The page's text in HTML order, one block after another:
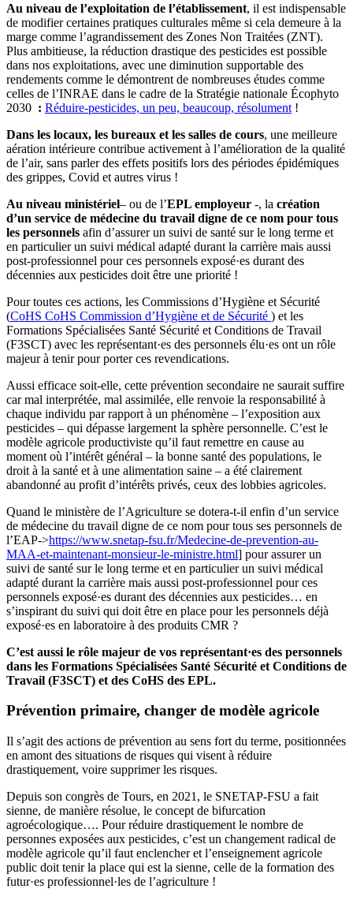
Au niveau de l’exploitation de l’établissement, il est indispensable
de modifier certaines pratiques culturales même si cela demeure à la
marge comme l’agrandissement des Zones Non Traitées (ZNT).
Plus ambitieuse, la réduction drastique des pesticides est possible
dans nos exploitations, avec une diminution supportable des
rendements comme le démontrent de nombreuses études comme
celles de l’INRAE dans le cadre de la Stratégie nationale Écophyto
2030 : Réduire-pesticides, un peu, beaucoup, résolument !
Dans les locaux, les bureaux et les salles de cours, une meilleure
aération intérieure contribue activement à l’amélioration de la qualité
de l’air, sans parler des effets positifs lors des périodes épidémiques
des grippes, Covid et autres virus !
Au niveau ministériel– ou de l’EPL employeur -, la création
d’un service de médecine du travail digne de ce nom pour tous
les personnels afin d’assurer un suivi de santé sur le long terme et
en particulier un suivi médical adapté durant la carrière mais aussi
post-professionnel pour ces personnels exposé·es durant des
décennies aux pesticides doit être une priorité !
Pour toutes ces actions, les Commissions d’Hygiène et Sécurité
(CoHS CoHS Commission d’Hygiène et de Sécurité ) et les
Formations Spécialisées Santé Sécurité et Conditions de Travail
(F3SCT) avec les représentant·es des personnels élu·es ont un rôle
majeur à tenir pour porter ces revendications.
Aussi efficace soit-elle, cette prévention secondaire ne saurait suffire
car mal interprétée, mal assimilée, elle renvoie la responsabilité à
chaque individu par rapport à un phénomène – l’exposition aux
pesticides – qui dépasse largement la sphère personnelle. C’est le
modèle agricole productiviste qu’il faut remettre en cause au
moment où l’intérêt général – la bonne santé des populations, le
droit à la santé et à une alimentation saine – a été clairement
abandonné au profit d’intérêts privés, ceux des lobbies agricoles.
Quand le ministère de l’Agriculture se dotera-t-il enfin d’un service
de médecine du travail digne de ce nom pour tous ses personnels de
l’EAP->https://www.snetap-fsu.fr/Medecine-de-prevention-au-
MAA-et-maintenant-monsieur-le-ministre.html] pour assurer un
suivi de santé sur le long terme et en particulier un suivi médical
adapté durant la carrière mais aussi post-professionnel pour ces
personnels exposé·es durant des décennies aux pesticides… en
s’inspirant du suivi qui doit être en place pour les personnels déjà
exposé·es en laboratoire à des produits CMR ?
C’est aussi le rôle majeur de vos représentant·es des personnels
dans les Formations Spécialisées Santé Sécurité et Conditions de
Travail (F3SCT) et des CoHS des EPL.
Prévention primaire, changer de modèle agricole
Il s’agit des actions de prévention au sens fort du terme, positionnées
en amont des situations de risques qui visent à réduire
drastiquement, voire supprimer les risques.
Depuis son congrès de Tours, en 2021, le SNETAP-FSU a fait
sienne, de manière résolue, le concept de bifurcation
agroécologique…. Pour réduire drastiquement le nombre de
personnes exposées aux pesticides, c’est un changement radical de
modèle agricole qu’il faut enclencher et l’enseignement agricole
public doit tenir la place qui est la sienne, celle de la formation des
futur·es professionnel·les de l’agriculture !